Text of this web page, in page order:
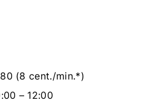
(8 cent./min.*)
– 12:00